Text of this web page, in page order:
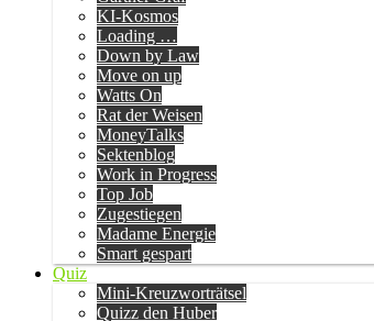
KI-Kosmos
Loading …
Down by Law
Move on up
Watts On
Rat der Weisen
MoneyTalks
Sektenblog
Work in Progress
Top Job
Zugestiegen
Madame Energie
Smart gespart
Quiz
Mini-Kreuzworträtsel
Quizz den Huber